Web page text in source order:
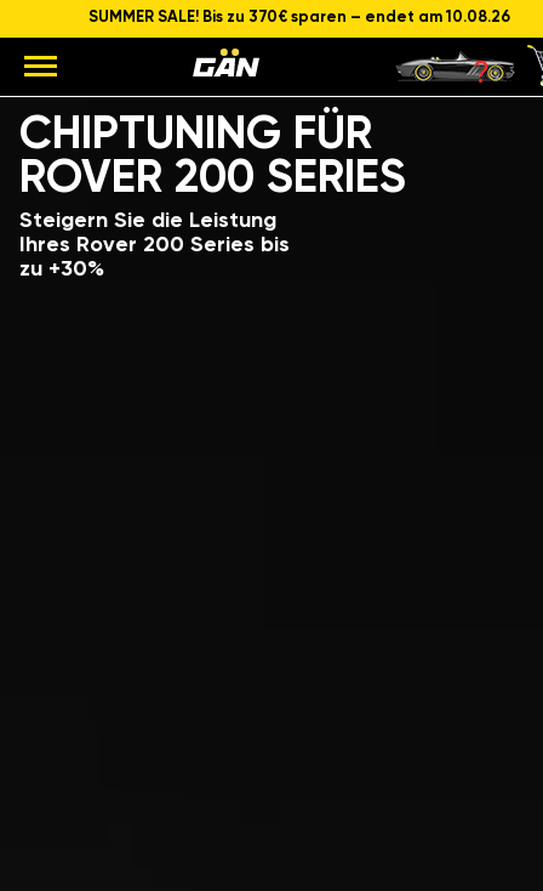
SUMMER SALE! Bis zu 370€ sparen – endet am 10.08.26
CHIPTUNING FÜR
ROVER 200 SERIES
Steigern Sie die Leistung
Ihres Rover 200 Series bis
zu +30%
Modell
Hubraum und Leistung des Motors